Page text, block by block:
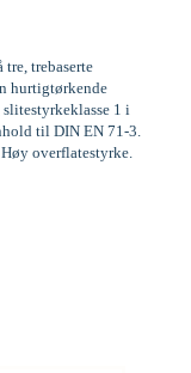
trebaserte
hurtigtørkende
1 i
til DIN EN 71-3.
overflatestyrke.